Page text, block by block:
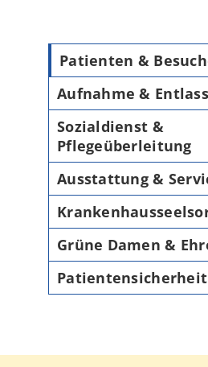
Patienten &
Aufnahme &
Sozialdienst &
Pflegeüberleitung
Ausstattung &
Grüne Damen &